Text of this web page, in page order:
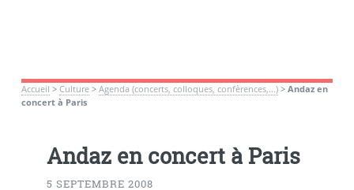
Accueil > Culture> Agenda (concerts, colloques, confèrences,...)> Andaz en
concert à Paris
Andaz en concert à Paris
5 SEPTEMBRE 2008